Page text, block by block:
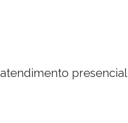
atendimento presencial